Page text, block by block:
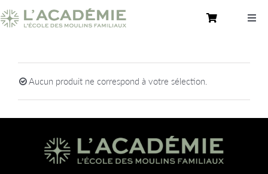
au
contenu
Une École Pratique – Académie des Moulins
Nous contacter
Mon Compte
Aucun produit ne correspond à votre sélection.